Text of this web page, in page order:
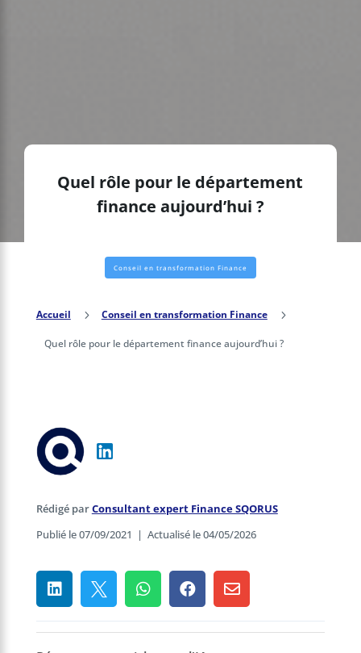
Quel rôle pour le département
finance aujourd’hui ?
Conseil en transformation Finance
Accueil 5 Conseil en transformation Finance 5
Quel rôle pour le département finance aujourd’hui ?
Rédigé parConsultant expert Finance SQORUS
Publié le 07/09/2021 | Actualisé le 04/05/2026
    